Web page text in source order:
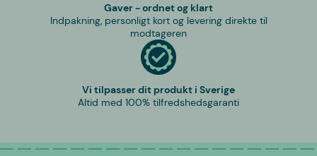
Gaver - ordnet og klart
Indpakning, personligt kort og levering direkte til
modtageren
Vi tilpasser dit produkt i Sverige
Altid med 100% tilfredshedsgaranti